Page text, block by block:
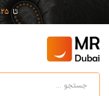
تا 25%